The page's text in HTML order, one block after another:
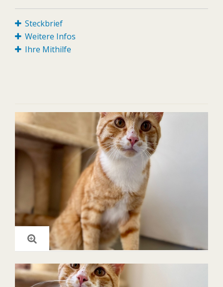
Steckbrief
Weitere Infos
Ihre Mithilfe